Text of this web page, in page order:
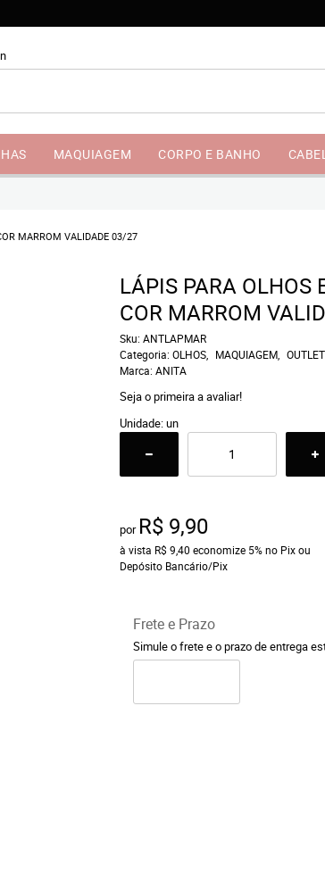
MAQUIAGEM CORPO E BANHO
MARROM VALIDADE 03/27
LÁPIS PARA OLHOS
COR MARROM
Sku: ANTLAPMAR
Categoria: OLHOS MAQUIAGEM
OUTLET
Marca: ANITA
Seja o primeira a avaliar!
Unidade: un
por R$ 9,90
à vista R$ 9,40 economize 5% no Pix ou
Depósito Bancário/Pix
Frete e Prazo
Simule o frete e o prazo de entrega